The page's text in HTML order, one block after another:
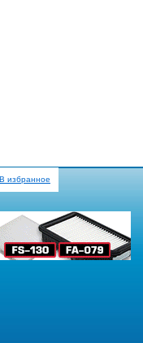
В избранное